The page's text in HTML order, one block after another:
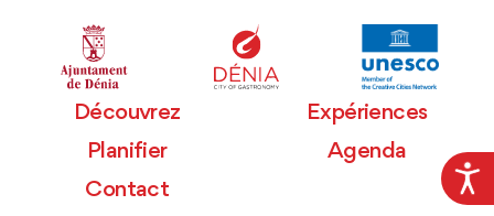
Découvrez
Expériences
Planifier
Agenda
Contact